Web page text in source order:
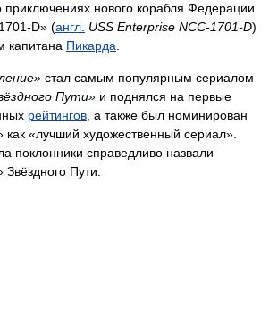
приключениях нового корабля Федерации
D» (англ. USS Enterprise NCC-1701-D)
капитана Пикарда.
стал самым популярным сериалом
Пути» и поднялся на первые
рейтингов, а также был номинирован
как «лучший художественный сериал».
поклонники справедливо назвали
Пути.